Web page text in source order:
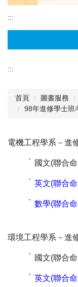
:::
閱讀與推廣
:::
首頁 圖書服務
98年進修學士班
電機工程學系－進
˙ 國文(聯合
˙ 英文(聯合
˙ 數學(聯合
環境工程學系 － 進
˙ 國文(聯合
˙ 英文(聯合